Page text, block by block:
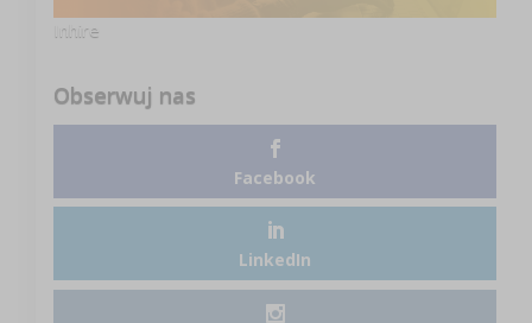
Inhire
Obserwuj nas
Facebook
LinkedIn